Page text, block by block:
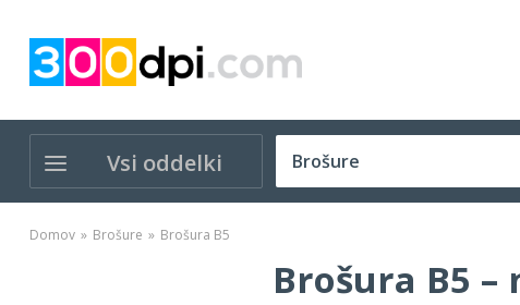
Vsi oddelki
Domov Brošure Brošura B5
Brošura B5